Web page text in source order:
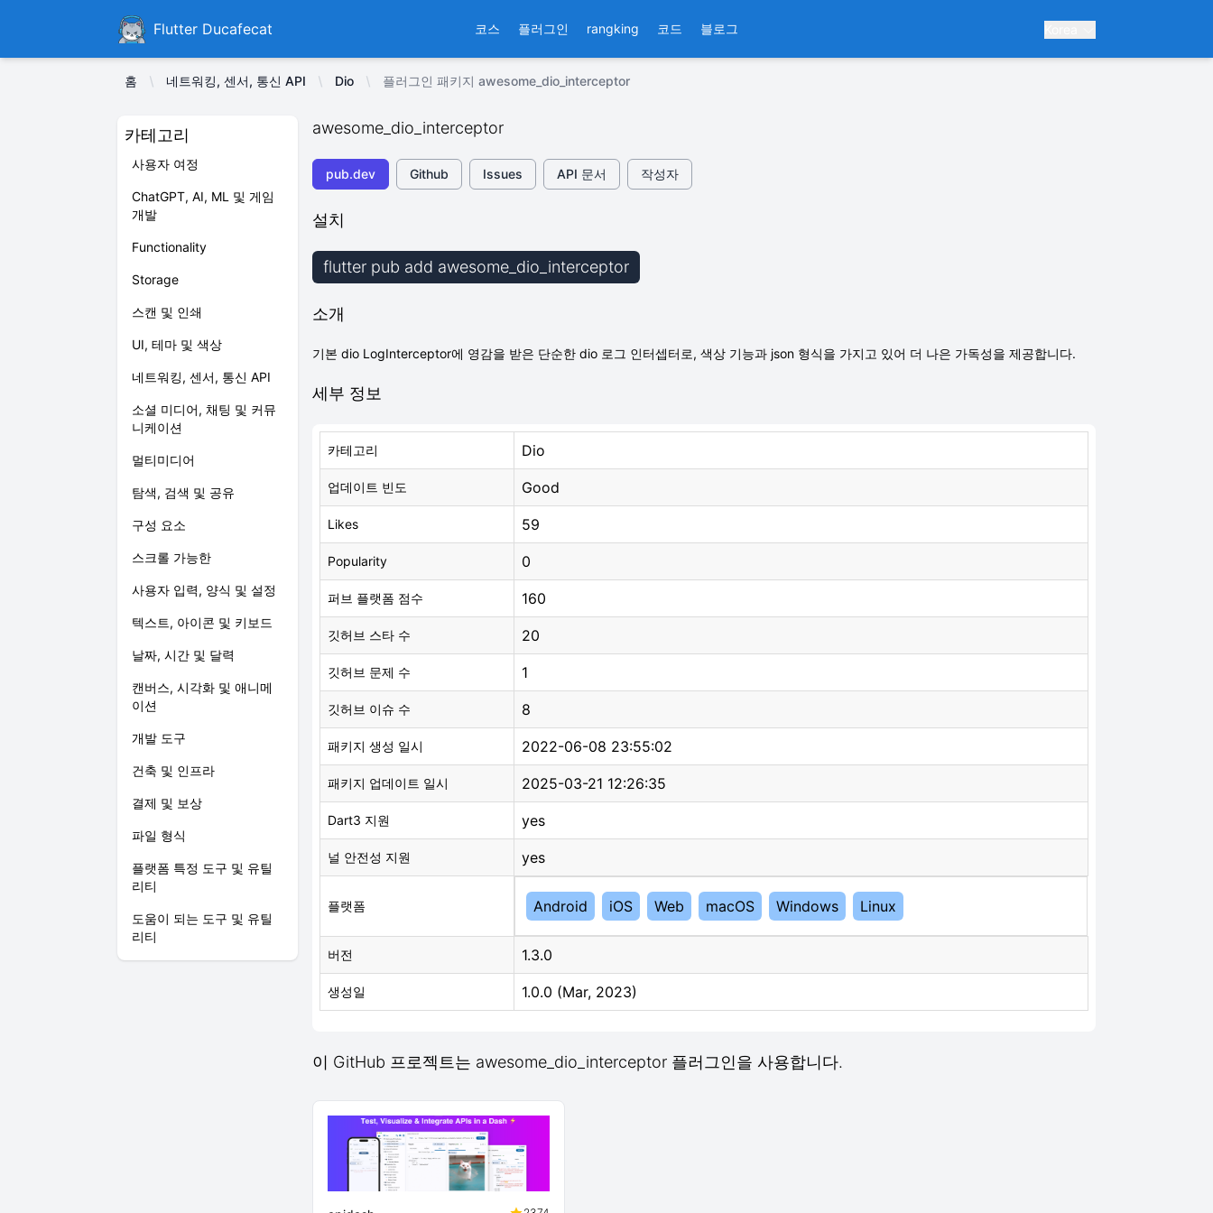
DucafecatFlutter Ducafecat 코스 플러그인 rangking 코드 블로그
홈 네트워킹, 센서, 통신 API Dio 플러그인 패키지 awesome_dio_interceptor
카테고리
사용자 여정
ChatGPT, AI, ML 및 게임
개발
Functionality
Storage
스캔 및 인쇄
UI, 테마 및 색상
네트워킹, 센서, 통신 API
소셜 미디어, 채팅 및 커뮤
니케이션
멀티미디어
탐색, 검색 및 공유
구성 요소
스크롤 가능한
사용자 입력, 양식 및 설정
텍스트, 아이콘 및 키보드
날짜, 시간 및 달력
캔버스, 시각화 및 애니메
이션
개발 도구
건축 및 인프라
결제 및 보상
파일 형식
플랫폼 특정 도구 및 유틸
리티
도움이 되는 도구 및 유틸
리티
awesome_dio_interceptor
pub.dev Github Issues API 문서 작성자
설치
flutter pub add awesome_dio_interceptor
소개
기본 dio LogInterceptor에 영감을 받은 단순한 dio 로그 인터셉터로, 색상 기능과 json 형식을 가지고 있어 더 나은 가독성을 제공합니다.
세부 정보
카테고리 Dio
업데이트 빈도 Good
Likes 59
Popularity 0
퍼브 플랫폼 점수 160
깃허브 스타 수 20
깃허브 문제 수 1
깃허브 이슈 수 8
패키지 생성 일시 2022-06-08 23:55:02
패키지 업데이트 일시 2025-03-21 12:26:35
Dart3 지원 yes
널 안전성 지원 yes
플랫폼 Android iOS Web macOS Windows Linux
버전 1.3.0
생성일 1.0.0 (Mar, 2023)
이 GitHub 프로젝트는 awesome_dio_interceptor 플러그인을 사용합니다.